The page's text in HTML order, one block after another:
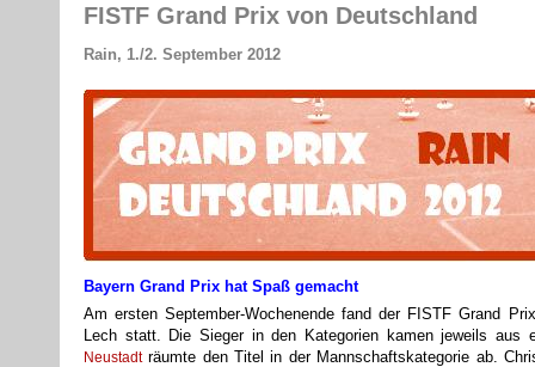
FISTF Grand Prix von Deutschland
Rain, 1./2. September 2012
Bayern Grand Prix hat Spaß gemacht
Am ersten September-Wochenende fand der FISTF Grand
Lech statt. Die Sieger in den Kategorien kamen jeweils aus
Neustadträumte den Titel in der Mannschaftskategorie ab.